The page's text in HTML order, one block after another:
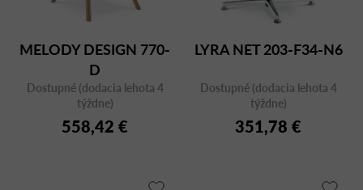
MELODY DESIGN 770-
D
Dostupné (dodacia lehota 4
týždne)
558,42 €
LYRA NET 203-F34-N6
Dostupné (dodacia lehota 4
týždne)
351,78 €